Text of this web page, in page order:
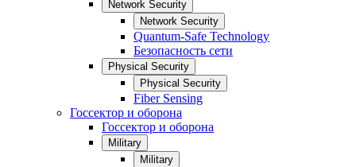
Network Security
Network Security
Quantum-Safe Technology
Безопасность сети
Physical Security
Physical Security
Fiber Sensing
Госсектор и оборона
Госсектор и оборона
Military
Military